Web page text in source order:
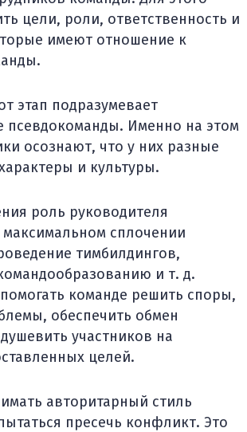
цели, роли, ответственность и
имеют отношение к
этап подразумевает
Именно на этом
осознают, что у них разные
и культуры.
роль руководителя
сплочении
тимбилдингов,
и т. д.
команде решить споры,
обеспечить обмен
участников на
целей.
авторитарный стиль
пресечь конфликт. Это